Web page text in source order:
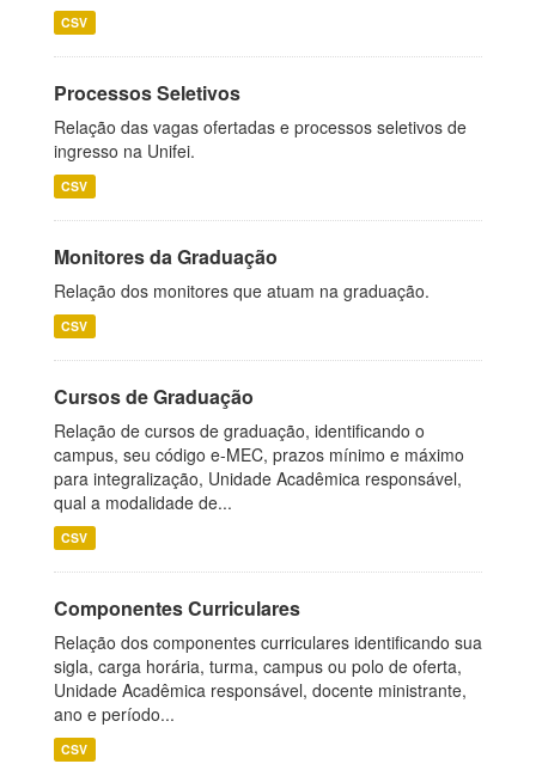
CSV
Processos Seletivos
Relação das vagas ofertadas e processos seletivos de
ingresso na Unifei.
CSV
Monitores da Graduação
Relação dos monitores que atuam na graduação.
CSV
Cursos de Graduação
Relação de cursos de graduação, identificando o
campus, seu código e-MEC, prazos mínimo e máximo
para integralização, Unidade Acadêmica responsável,
qual a modalidade de...
CSV
Componentes Curriculares
Relação dos componentes curriculares identificando sua
sigla, carga horária, turma, campus ou polo de oferta,
Unidade Acadêmica responsável, docente ministrante,
ano e período...
CSV